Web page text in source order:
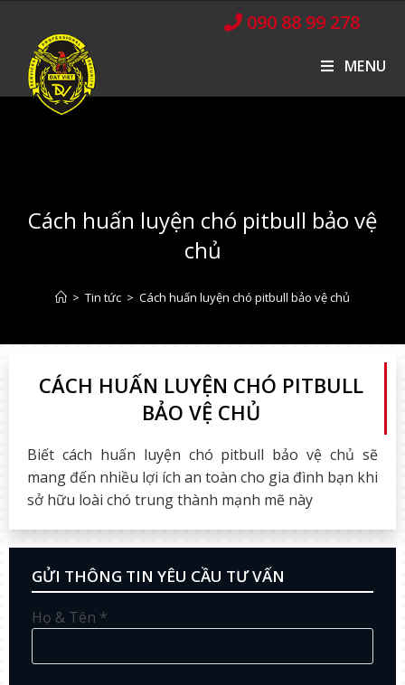
090 88 99 278
MENU
Cách huấn luyện chó pitbull bảo vệ
chủ
> Tin tức > Cách huấn luyện chó pitbull bảo vệ chủ
CÁCH HUẤN LUYỆN CHÓ PITBULL
BẢO VỆ CHỦ
Biết cách huấn luyện chó pitbull bảo vệ chủ sẽ
mang đến nhiều lợi ích an toàn cho gia đình bạn khi
sở hữu loài chó trung thành mạnh mẽ này
GỬI THÔNG TIN YÊU CẦU TƯ VẤN
Họ & Tên *